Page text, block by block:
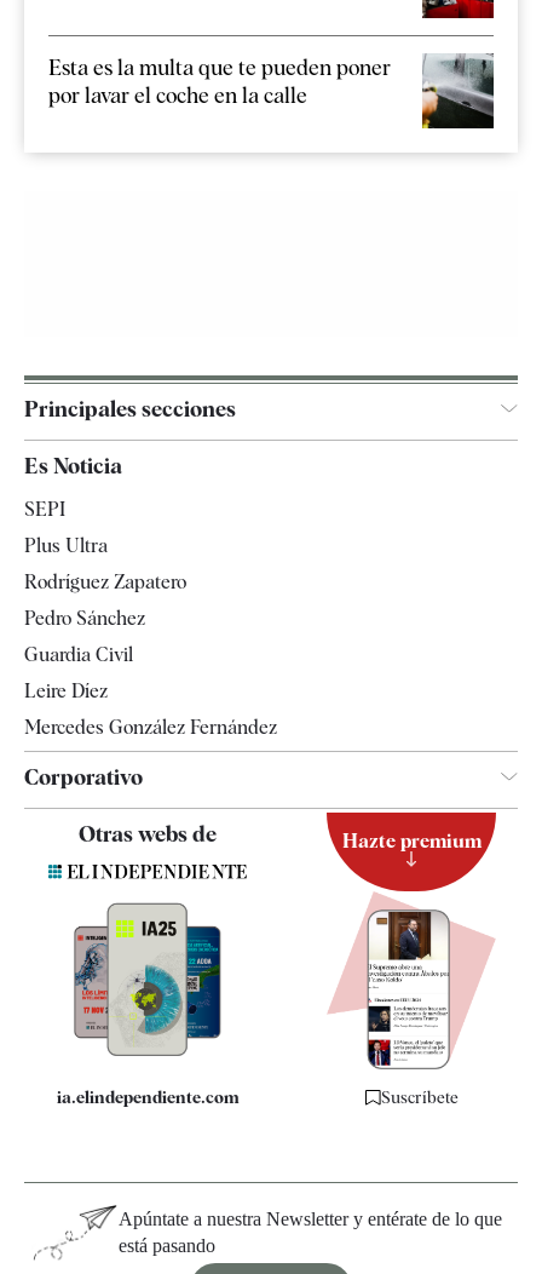
Esta es la multa que te pueden poner
por lavar el coche en la calle
Principales secciones
Televisión
Es Noticia
SEPI
Plus Ultra
Rodríguez Zapatero
Pedro Sánchez
Guardia Civil
Leire Díez
Mercedes González Fernández
Corporativo
Quiénes somos
Especificaciones
Otras webs de
ia.elindependiente.com
Hazte premium
Suscríbete
Apúntate a nuestra Newsletter y entérate de lo que
está pasando